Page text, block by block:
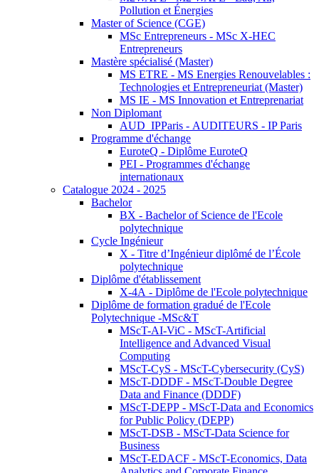
Pollution et Énergies
Master of Science (CGE)
MSc Entrepreneurs - MSc X-HEC
Entrepreneurs
Mastère spécialisé (Master)
MS ETRE - MS Energies Renouvelables :
Technologies et Entrepreneuriat (Master)
MS IE - MS Innovation et Entreprenariat
Non Diplomant
AUD_IPParis - AUDITEURS - IP Paris
Programme d'échange
EuroteQ - Diplôme EuroteQ
PEI - Programmes d'échange
internationaux
Catalogue 2024 - 2025
Bachelor
BX - Bachelor of Science de l'Ecole
polytechnique
Cycle Ingénieur
X - Titre d’Ingénieur diplômé de l’École
polytechnique
Diplôme d'établissement
X-4A - Diplôme de l'Ecole polytechnique
Diplôme de formation gradué de l'Ecole
Polytechnique -MSc&T
MScT-AI-ViC - MScT-Artificial
Intelligence and Advanced Visual
Computing
MScT-CyS - MScT-Cybersecurity (CyS)
MScT-DDDF - MScT-Double Degree
Data and Finance (DDDF)
MScT-DEPP - MScT-Data and Economics
for Public Policy (DEPP)
MScT-DSB - MScT-Data Science for
Business
MScT-EDACF - MScT-Economics, Data